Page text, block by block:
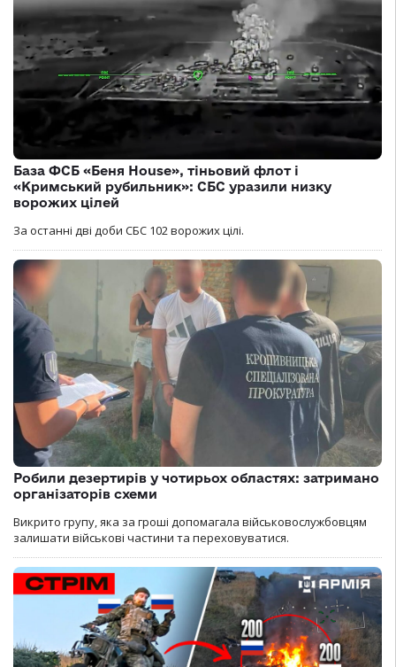
База ФСБ «Беня House», тіньовий флот і
«Кримський рубильник»: СБС уразили низку
ворожих цілей
За останні дві доби СБС 102 ворожих цілі.
Робили дезертирів у чотирьох областях: затримано
організаторів схеми
Викрито групу, яка за гроші допомагала військовослужбовцям
залишати військові частини та переховуватися.